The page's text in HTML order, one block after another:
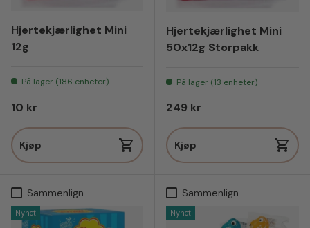
Hjertekjærlighet Mini
12g
På lager (186 enheter)
Vanlig pris
10 kr
Kjøp
Hjertekjærlighet Mini
50x12g Storpakk
På lager (13 enheter)
Vanlig pris
249 kr
Kjøp
Sammenlign
Nyhet
Sammenlign
Nyhet